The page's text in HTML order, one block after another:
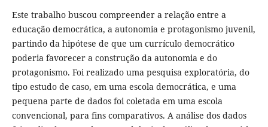
Este trabalho buscou compreender a relação entre a
educação democrática, a autonomia e protagonismo juvenil,
partindo da hipótese de que um currículo democrático
poderia favorecer a construção da autonomia e do
protagonismo. Foi realizado uma pesquisa exploratória, do
tipo estudo de caso, em uma escola democrática, e uma
pequena parte de dados foi coletada em uma escola
convencional, para fins comparativos. A análise dos dados